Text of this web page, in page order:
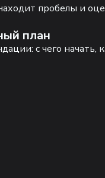
пробелы и
план
с чего начать,